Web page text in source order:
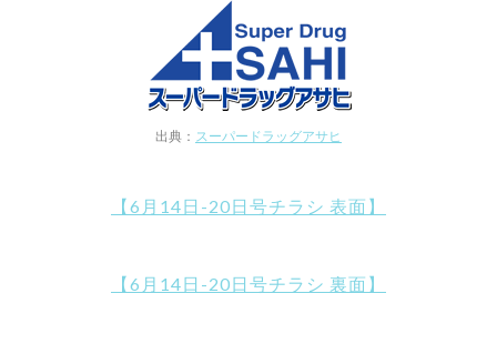
出典： スーパードラッグアサヒ
【6月14日-20日号チラシ 表面】
【6月14日-20日号チラシ 裏面】